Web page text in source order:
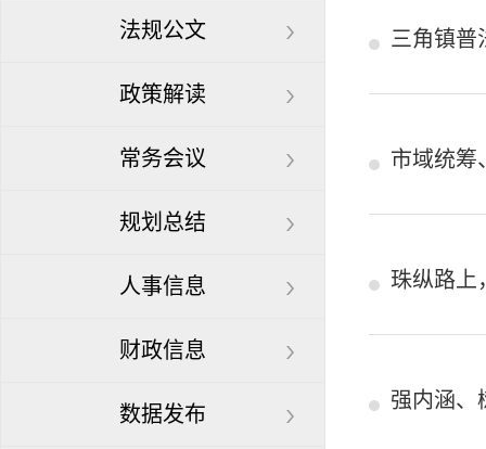
法规公文
政策解读
常务会议
规划总结
人事信息
财政信息
数据发布
三角镇普
市域统筹
珠纵路上
强内涵、